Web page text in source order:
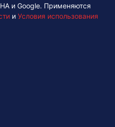
и Google. Применяются
и Условия использования